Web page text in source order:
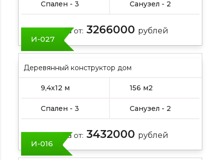
Спален - 3 Санузел - 2
Цена от: 3266000 рублей
И-027
Деревянный конструктор дом
9,4х12 м 156 м2
Спален - 3 Санузел - 2
Цена от: 3432000 рублей
И-016